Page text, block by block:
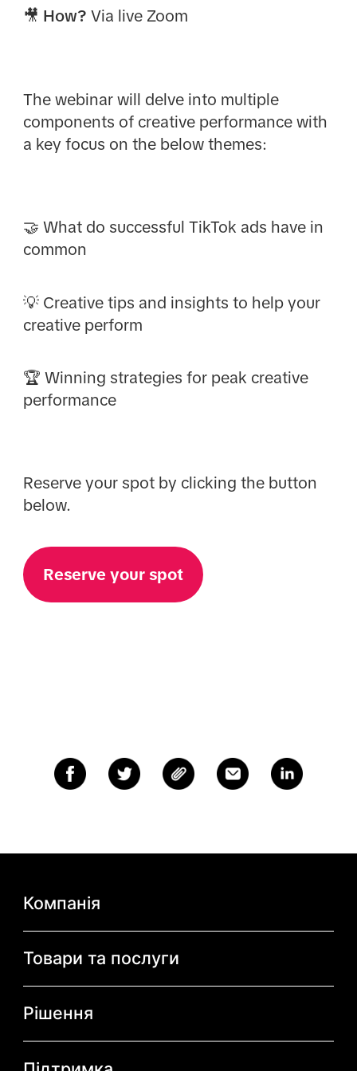
🎥 How? Via live Zoom
The webinar will delve into multiple
components of creative performance with
a key focus on the below themes:
🤝 What do successful TikTok ads have in
common
💡 Creative tips and insights to help your
creative perform
🏆 Winning strategies for peak creative
performance
Reserve your spot by clicking the button
below.
Reserve your spot
Компанія
ByteDance.com
TikTok.com
TikTok Affiliates
Товари та послуги
Business Center
Рішення
Рекламні рішення